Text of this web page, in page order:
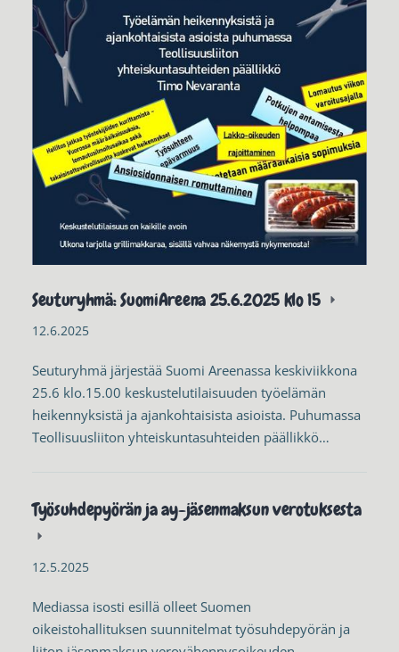
Seuturyhmä: SuomiAreena 25.6.2025 klo 15
12.6.2025
Seuturyhmä järjestää Suomi Areenassa keskiviikkona
25.6 klo.15.00 keskustelutilaisuuden työelämän
heikennyksistä ja ajankohtaisista asioista. Puhumassa
Teollisuusliiton yhteiskuntasuhteiden päällikkö…
Työsuhdepyörän ja ay-jäsenmaksun verotuksesta
12.5.2025
Mediassa isosti esillä olleet Suomen
oikeistohallituksen suunnitelmat työsuhdepyörän ja